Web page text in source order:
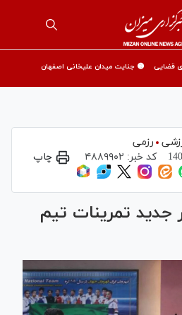
قضایی 🟡 جنایت میدان علیخانی اصفهان
رزمی
کد خبر: ۴۸۸۹۹۰۲ چاپ
جدید تمرینات تیم